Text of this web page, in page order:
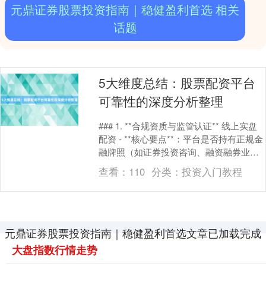
元鼎证券股票投资指南｜稳健盈利首选 相关
话题
5大维度总结：股票配资平台
可靠性的深度分析整理
### 1. **合规资质与监管认证** 线上实盘
配资 - **核心要点**：平台是否持有正规金
融牌照（如证券投资咨询、融资融券业务
资质），是否受权威机构（如证....
查看： 110 分类： 投资入门教程
元鼎证券股票投资指南｜稳健盈利首选文章已加载完成
大盘指数行情走势